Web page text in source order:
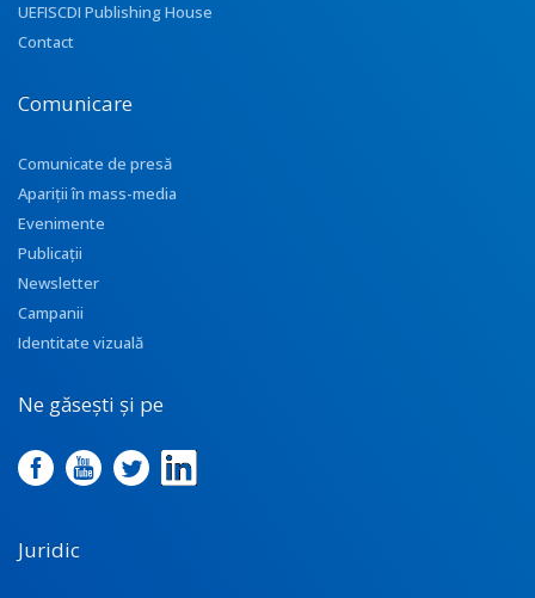
UEFISCDI Publishing House
Contact
Comunicare
Comunicate de presă
Apariţii în mass-media
Evenimente
Publicații
Newsletter
Campanii
Identitate vizuală
Ne găsești și pe
Juridic